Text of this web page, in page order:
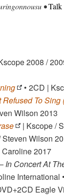
•Talk
2008 /
• 2CD |
To Sing
Wilson 2013
| Kscope /
Steven Wilson
Caroline 2017
In Concert At
International
Eagle